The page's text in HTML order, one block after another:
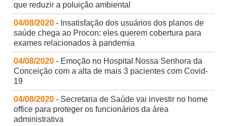
que reduzir a poluição ambiental
04/08/2020 - Insatisfação dos usuários dos planos de
saúde chega ao Procon: eles querem cobertura para
exames relacionados à pandemia
04/08/2020 - Emoção no Hospital Nossa Senhora da
Conceição com a alta de mais 3 pacientes com Covid-
19
04/08/2020 - Secretaria de Saúde vai investir no home
office para proteger os funcionários da área
administrativa